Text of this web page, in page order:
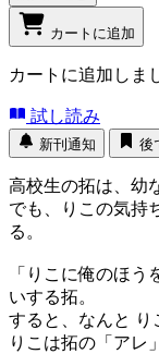
カートに追加
カートに追加しま
試し読み
新刊通知 後
高校生の拓は、幼
でも、りこの気持
る。
「りこに俺のほ
いする拓。
すると、なんと り
りこは拓の「アレ